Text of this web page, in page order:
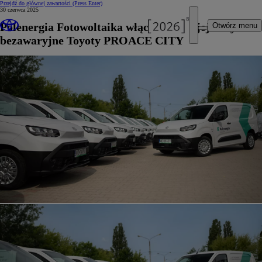
Przejdź do głównej zawartości (Press Enter)
Otwórz menu
30 czerwca 2025
Polenergia Fotowoltaika włącza do swojej floty
bezawaryjne Toyoty PROACE CITY